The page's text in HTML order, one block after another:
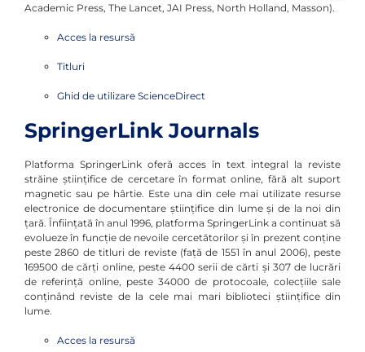
Academic Press, The Lancet, JAI Press, North Holland, Masson).
Acces la resursă
Titluri
Ghid de utilizare ScienceDirect
SpringerLink Journals
Platforma SpringerLink oferă acces în text integral la reviste
străine ştiinţifice de cercetare în format online, fără alt suport
magnetic sau pe hârtie. Este una din cele mai utilizate resurse
electronice de documentare ştiinţifice din lume şi de la noi din
ţară. Înfiinţată în anul 1996, platforma SpringerLink a continuat să
evolueze în funcţie de nevoile cercetătorilor şi în prezent conţine
peste 2860 de titluri de reviste (faţă de 1551 în anul 2006), peste
169500 de cărţi online, peste 4400 serii de cărti şi 307 de lucrări
de referinţă online, peste 34000 de protocoale, colecţiile sale
conţinând reviste de la cele mai mari biblioteci ştiinţifice din
lume.
Acces la resursă